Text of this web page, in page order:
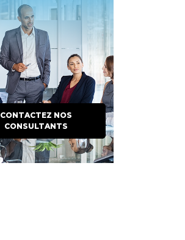
CONTACTEZ NOS
CONSULTANTS